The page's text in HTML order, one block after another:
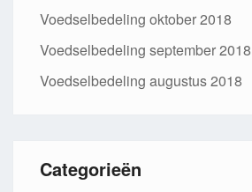
Voedselbedeling oktober 2018
Voedselbedeling september 2018
Voedselbedeling augustus 2018
Categorieën